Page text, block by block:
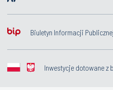
Biuletyn Informacji
Inwestycje dotowane z